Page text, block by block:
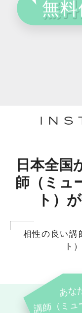
日本全国
師（ミュ
ト）
相性の良い講
ト